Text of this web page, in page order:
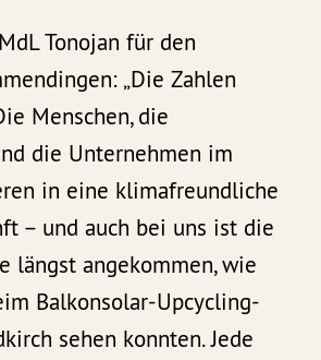
Tonojan für den
„Die Zahlen
Menschen, die
die Unternehmen im
in eine klimafreundliche
– und auch bei uns ist die
längst angekommen, wie
Balkonsolar-Upcycling-
sehen konnten. Jede